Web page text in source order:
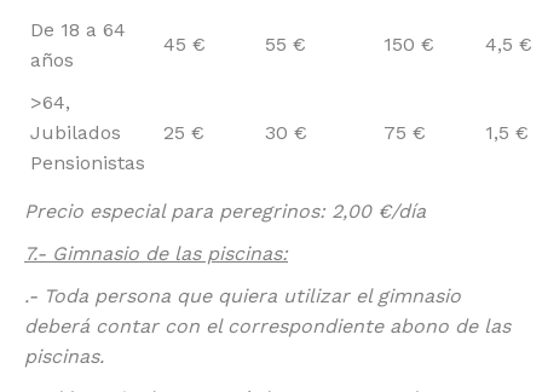
De 18 a 64
años
45 € 55 € 150 € 4,5 €
>64,
Jubilados
Pensionistas
25 € 30 € 75 € 1,5 €
Precio especial para peregrinos: 2,00 €/día
7.- Gimnasio de las piscinas:
.- Toda persona que quiera utilizar el gimnasio
deberá contar con el correspondiente abono de las
piscinas.